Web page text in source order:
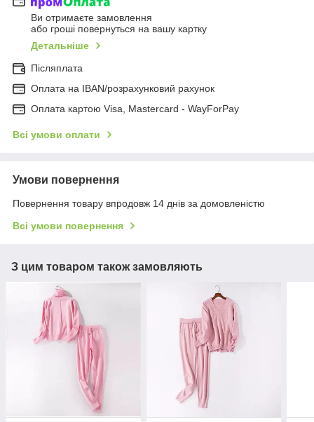
Ви отримаєте замовлення
або гроші повернуться на вашу картку
Детальніше
Післяплата
Оплата на IBAN/розрахунковий рахунок
Оплата картою Visa, Mastercard - WayForPay
Всі умови оплати
Умови повернення
Повернення товару впродовж 14 днів за домовленістю
Всі умови повернення
З цим товаром також замовляють